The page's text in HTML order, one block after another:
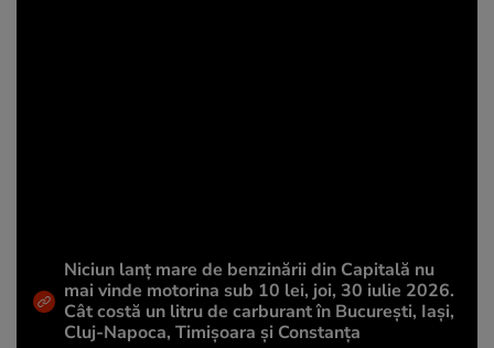
Niciun lanț mare de benzinării din Capitală nu
mai vinde motorina sub 10 lei, joi, 30 iulie 2026.
Cât costă un litru de carburant în București, Iași,
Cluj-Napoca, Timișoara și Constanța